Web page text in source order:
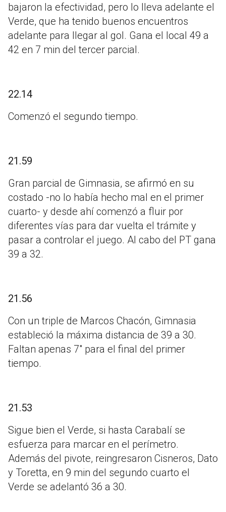
bajaron la efectividad, pero lo lleva adelante el
Verde, que ha tenido buenos encuentros
adelante para llegar al gol. Gana el local 49 a
42 en 7 min del tercer parcial.
22.14
Comenzó el segundo tiempo.
21.59
Gran parcial de Gimnasia, se afirmó en su
costado -no lo había hecho mal en el primer
cuarto- y desde ahí comenzó a fluir por
diferentes vías para dar vuelta el trámite y
pasar a controlar el juego. Al cabo del PT gana
39 a 32.
21.56
Con un triple de Marcos Chacón, Gimnasia
estableció la máxima distancia de 39 a 30.
Faltan apenas 7" para el final del primer
tiempo.
21.53
Sigue bien el Verde, si hasta Carabalí se
esfuerza para marcar en el perímetro.
Además del pivote, reingresaron Cisneros, Dato
y Toretta, en 9 min del segundo cuarto el
Verde se adelantó 36 a 30.